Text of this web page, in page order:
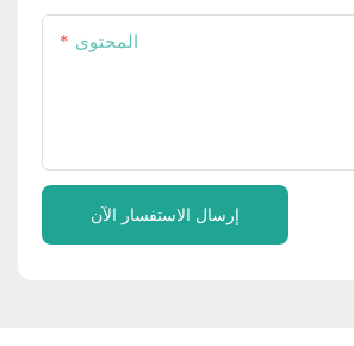
المحتوى
إرسال الاستفسار الآن